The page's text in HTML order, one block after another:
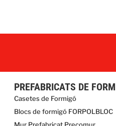
PREFABRICATS DE
Casetes de Formigó
Blocs de formigó FORPOLBLOC